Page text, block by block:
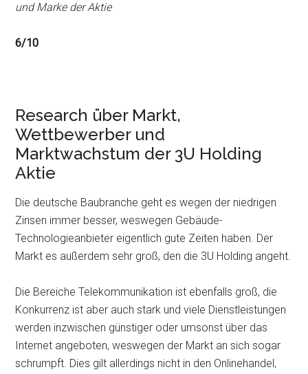
und Marke der Aktie
6/10
Research über Markt,
Wettbewerber und
Marktwachstum der 3U Holding
Aktie
Die deutsche Baubranche geht es wegen der niedrigen
Zinsen immer besser, weswegen Gebäude-
Technologieanbieter eigentlich gute Zeiten haben. Der
Markt es außerdem sehr groß, den die 3U Holding angeht.
Die Bereiche Telekommunikation ist ebenfalls groß, die
Konkurrenz ist aber auch stark und viele Dienstleistungen
werden inzwischen günstiger oder umsonst über das
Internet angeboten, weswegen der Markt an sich sogar
schrumpft. Dies gilt allerdings nicht in den Onlinehandel,